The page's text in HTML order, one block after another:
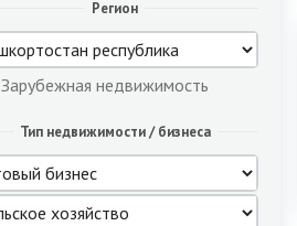
Регион
Зарубежная недвижимость
Тип недвижимости / бизнеса